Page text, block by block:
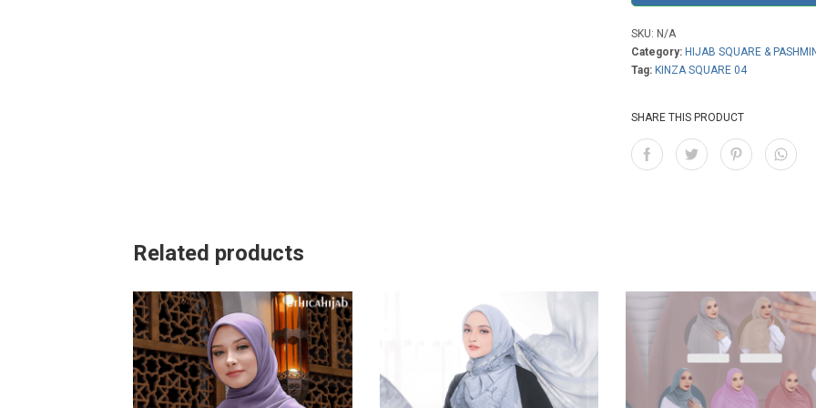
SKU: N/A
Category: HIJAB SQUARE &
Tag: KINZA SQUARE 04
SHARE THIS PRODUCT
Related products